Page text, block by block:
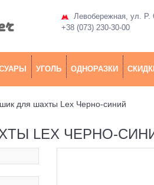
Левобережная, ул. Р.
+38 (073) 230-30-00
УГОЛЬ ОДНОРАЗКИ
для шахты Lex Черно-синий
LEX ЧЕРНО-